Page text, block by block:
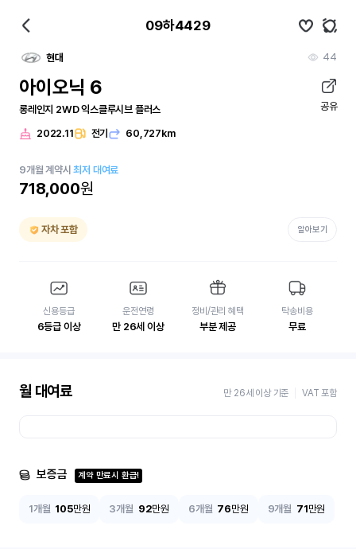
09하4429
현대 44
아이오닉 6
롱레인지 2WD 익스클루시브 플러스 공유
2022.11 전기 60,727km
9개월 계약시최저 대여료
718,000원
자차 포함 알아보기
신용등급
6등급 이상
운전연령
만 26세 이상
정비/관리 혜택
부분 제공
탁송비용
무료
월 대여료 만 26세 이상 기준 VAT 포함
보증금 계약 만료시 환급!
1개월 105만원 3개월 92만원 6개월 76만원 9개월 71만원